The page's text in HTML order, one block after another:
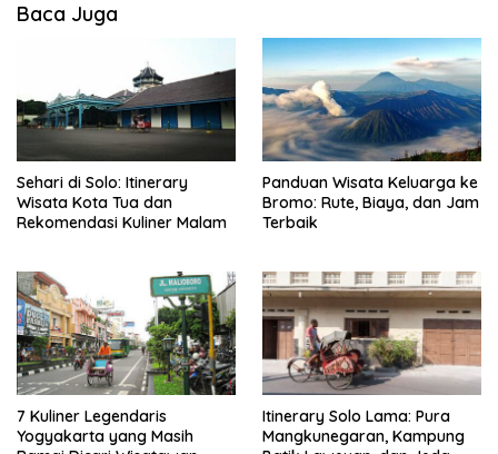
Baca Juga
Sehari di Solo: Itinerary
Wisata Kota Tua dan
Rekomendasi Kuliner Malam
Panduan Wisata Keluarga ke
Bromo: Rute, Biaya, dan Jam
Terbaik
7 Kuliner Legendaris
Yogyakarta yang Masih
Itinerary Solo Lama: Pura
Mangkunegaran, Kampung